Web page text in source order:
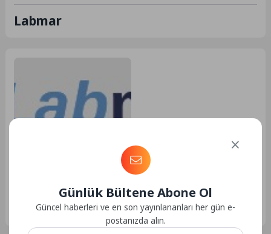
Labmar
Labmar Labmar olarak 20 yılı
karıştırıcılar, inkübatör, su
refraktometre...
Günlük Bültene Abone Ol
Güncel haberleri ve en son yayınlananları her gün e-
postanızda alın.